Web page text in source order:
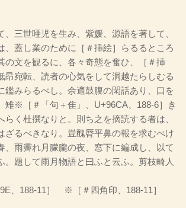
、三世唖児を生み、紫媛、源語を著して、
、蓋し業のために［＃挿絵］らるるところ
の文を観るに、各々奇態を奮ひ、［＃挿
昂宛転、読者の心気をして洞越たらしむる
鑑みらるべし。余適鼓腹の閑話あり、口を
雉※［＃「句＋隹」、U+96CA、188-6］き
らく杜撰なりと。則ち之を摘読する者は、
ざるべきなり。豈醜脣平鼻の報を求むべけ
、雨霽れ月朦朧の夜、窓下に編成し、以て
。題して雨月物語と曰ふと云ふ。剪枝畸人
、188-11］ ※［＃四角印、188-11］